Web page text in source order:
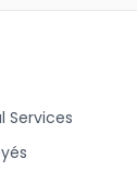
Services